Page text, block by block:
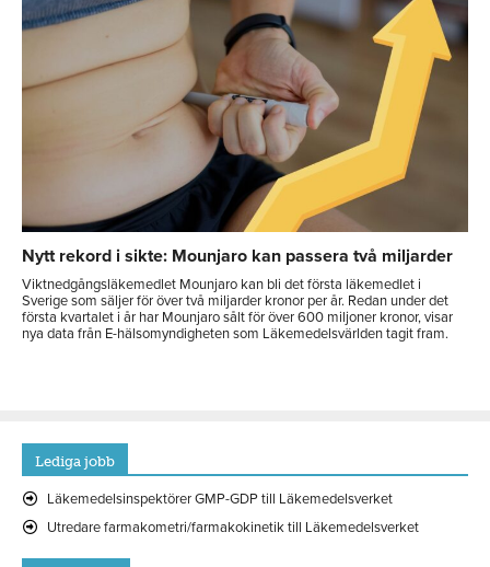
Nytt rekord i sikte: Mounjaro kan passera två miljarder
Viktnedgångsläkemedlet Mounjaro kan bli det första läkemedlet i
Sverige som säljer för över två miljarder kronor per år. Redan under det
första kvartalet i år har Mounjaro sålt för över 600 miljoner kronor, visar
nya data från E-hälsomyndigheten som Läkemedelsvärlden tagit fram.
Lediga jobb
Läkemedelsinspektörer GMP-GDP till Läkemedelsverket
Utredare farmakometri/farmakokinetik till Läkemedelsverket